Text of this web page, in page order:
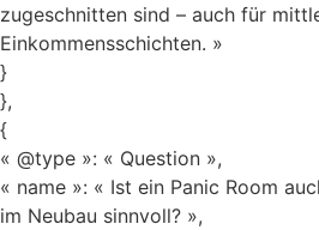
zugeschnitten sind – auch für
Einkommensschichten. »
}
},
{
« @type »: « Question »,
« name »: « Ist ein Panic Room
im Neubau sinnvoll? »,